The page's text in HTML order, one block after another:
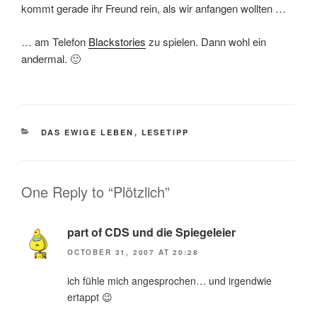
kommt gerade ihr Freund rein, als wir anfangen wollten …
… am Telefon Blackstories zu spielen. Dann wohl ein
andermal. 🙂
CATEGORIES
DAS EWIGE LEBEN , LESETIPP
One Reply to “Plötzlich”
part of CDS und die Spiegeleier
OCTOBER 31, 2007 AT 20:28
ich fühle mich angesprochen… und irgendwie
ertappt 😉